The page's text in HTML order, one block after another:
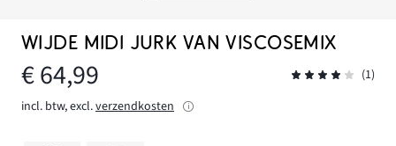
WIJDE MIDI JURK VAN VISCOSEMIX
€ 64,99
(1)
incl. btw, excl.verzendkosten